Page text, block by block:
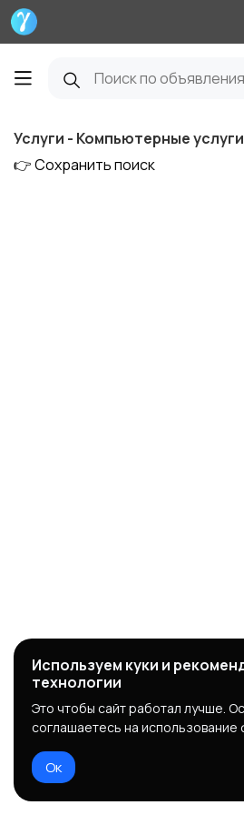
Услуги - Компьютерные услуги
👉 Сохранить поиск
Используем куки и
технологии
Это чтобы сайт работал лучше.
соглашаетесь на использование
Ок